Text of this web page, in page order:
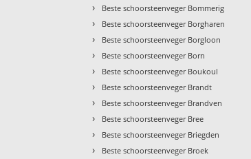
› Beste schoorsteenveger Bommerig
› Beste schoorsteenveger Borgharen
› Beste schoorsteenveger Borgloon
› Beste schoorsteenveger Born
› Beste schoorsteenveger Boukoul
› Beste schoorsteenveger Brandt
› Beste schoorsteenveger Brandven
› Beste schoorsteenveger Bree
› Beste schoorsteenveger Briegden
› Beste schoorsteenveger Broek